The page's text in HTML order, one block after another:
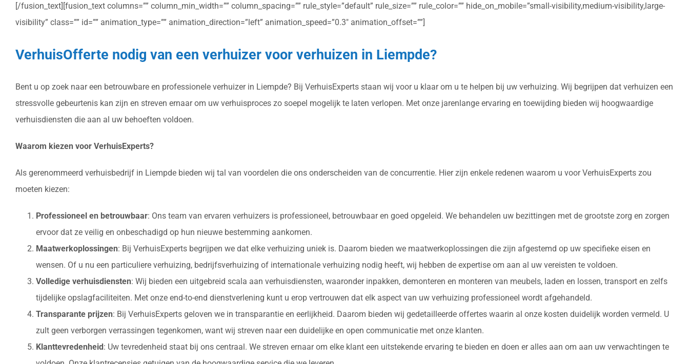
[/fusion_text][fusion_text columns=”” column_min_width=”” column_spacing=”” rule_style=”default” rule_size=”” rule_color=”” hide_on_mobile=”small-visibility,medium-visibility,large-
visibility” class=”” id=”” animation_type=”” animation_direction=”left” animation_speed=”0.3″ animation_offset=””]
VerhuisOfferte nodig van een verhuizer voor verhuizen in Liempde?
Bent u op zoek naar een betrouwbare en professionele verhuizer in Liempde? Bij VerhuisExperts staan wij voor u klaar om u te helpen bij uw verhuizing. Wij begrijpen dat verhuizen een
stressvolle gebeurtenis kan zijn en streven ernaar om uw verhuisproces zo soepel mogelijk te laten verlopen. Met onze jarenlange ervaring en toewijding bieden wij hoogwaardige
verhuisdiensten die aan al uw behoeften voldoen.
Waarom kiezen voor VerhuisExperts?
Als gerenommeerd verhuisbedrijf in Liempde bieden wij tal van voordelen die ons onderscheiden van de concurrentie. Hier zijn enkele redenen waarom u voor VerhuisExperts zou
moeten kiezen:
Professioneel en betrouwbaar: Ons team van ervaren verhuizers is professioneel, betrouwbaar en goed opgeleid. We behandelen uw bezittingen met de grootste zorg en zorgen
ervoor dat ze veilig en onbeschadigd op hun nieuwe bestemming aankomen.
Maatwerkoplossingen: Bij VerhuisExperts begrijpen we dat elke verhuizing uniek is. Daarom bieden we maatwerkoplossingen die zijn afgestemd op uw specifieke eisen en
wensen. Of u nu een particuliere verhuizing, bedrijfsverhuizing of internationale verhuizing nodig heeft, wij hebben de expertise om aan al uw vereisten te voldoen.
Volledige verhuisdiensten: Wij bieden een uitgebreid scala aan verhuisdiensten, waaronder inpakken, demonteren en monteren van meubels, laden en lossen, transport en zelfs
tijdelijke opslagfaciliteiten. Met onze end-to-end dienstverlening kunt u erop vertrouwen dat elk aspect van uw verhuizing professioneel wordt afgehandeld.
Transparante prijzen: Bij VerhuisExperts geloven we in transparantie en eerlijkheid. Daarom bieden wij gedetailleerde offertes waarin al onze kosten duidelijk worden vermeld. U
zult geen verborgen verrassingen tegenkomen, want wij streven naar een duidelijke en open communicatie met onze klanten.
Klanttevredenheid: Uw tevredenheid staat bij ons centraal. We streven ernaar om elke klant een uitstekende ervaring te bieden en doen er alles aan om aan uw verwachtingen te